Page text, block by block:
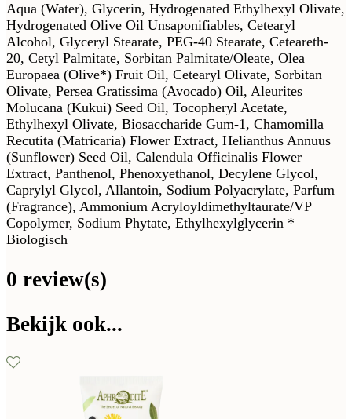
Aqua (Water), Glycerin, Hydrogenated Ethylhexyl Olivate,
Hydrogenated Olive Oil Unsaponifiables, Cetearyl
Alcohol, Glyceryl Stearate, PEG-40 Stearate, Ceteareth-
20, Cetyl Palmitate, Sorbitan Palmitate/Oleate, Olea
Europaea (Olive*) Fruit Oil, Cetearyl Olivate, Sorbitan
Olivate, Persea Gratissima (Avocado) Oil, Aleurites
Molucana (Kukui) Seed Oil, Tocopheryl Acetate,
Ethylhexyl Olivate, Biosaccharide Gum-1, Chamomilla
Recutita (Matricaria) Flower Extract, Helianthus Annuus
(Sunflower) Seed Oil, Calendula Officinalis Flower
Extract, Panthenol, Phenoxyethanol, Decylene Glycol,
Caprylyl Glycol, Allantoin, Sodium Polyacrylate, Parfum
(Fragrance), Ammonium Acryloyldimethyltaurate/VP
Copolymer, Sodium Phytate, Ethylhexylglycerin *
Biologisch
0 review(s)
Bekijk ook...